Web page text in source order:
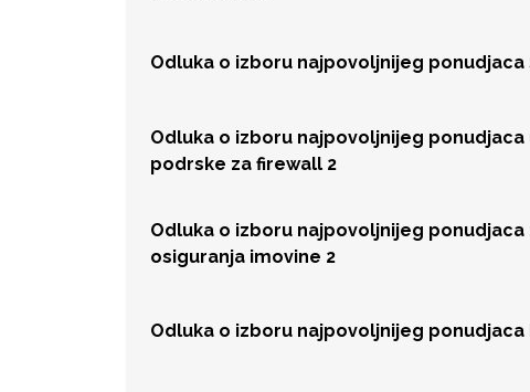
Odluka o izboru najpovoljnijeg ponudjaca
Odluka o izboru najpovoljnijeg
podrske za firewall 2
Odluka o izboru najpovoljnijeg ponudjaca
osiguranja imovine 2
Odluka o izboru najpovoljnijeg ponudjaca